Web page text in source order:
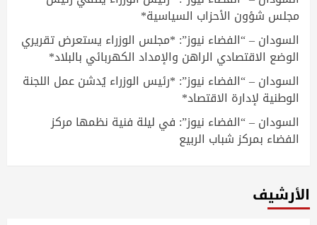
مجلس شؤون الأحزاب السياسية*
السودان – “الفضاء نيوز”: *مجلس الوزراء يستعرض تقريري
الوضع الاقتصادي الراهن والإمداد الكهربائي بالبلاد*
السودان – “الفضاء نيوز”: *رئيس الوزراء يُدشن عمل اللجنة
الوطنية لإدارة الاقتصاد*
السودان – “الفضاء نيوز”: في ليلة فنية نظمها مركز
الفضاء بمركز شباب الربيع
الأرشيف